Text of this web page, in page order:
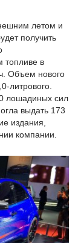
летом и
получить
топливе в
Объем нового
литрового.
лошадиных сил
выдать 173
издания,
компании.